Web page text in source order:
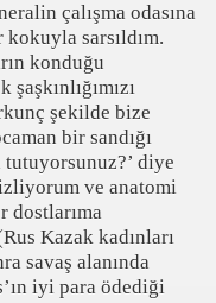
çalışma odasına
sarsıldım.
konduğu
şekilde bize
bir sandığı
tutuyorsunuz?’ diye
ve anatomi
dostlarıma
Kazak kadınları
savaş alanında
iyi para ödediği